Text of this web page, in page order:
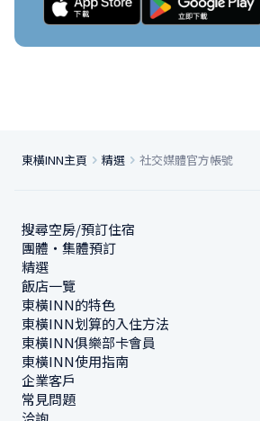
東橫INN主頁 精選 社交媒體官方帳號
搜尋空房/預訂住宿
團體・集體預訂
精選
飯店一覽
東橫INN的特色
東橫INN划算的入住方法
東橫INN俱樂部卡會員
東橫INN使用指南
企業客戶
常見問題